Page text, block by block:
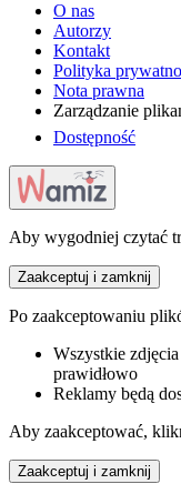
O nas
Autorzy
Kontakt
Polityka
Nota prawna
Zarządzanie
Dostępność
Aby wygodniej czytać
Zaakceptuj i zamknij
Po zaakceptowaniu
Wszystkie
prawidłowo
Reklamy będą
Aby zaakceptować,
Zaakceptuj i zamknij